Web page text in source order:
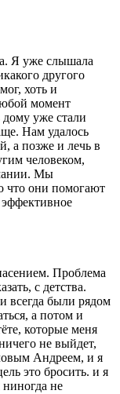
Я уже слышала
другого
хоть и
момент
дому уже стали
Нам удалось
а позже и лечь в
человеком,
Мы
что они помогают
Проблема
с детства.
всегда были рядом
а потом и
которые меня
не выйдет,
Андреем, и я
это бросить. и я
ниногда не